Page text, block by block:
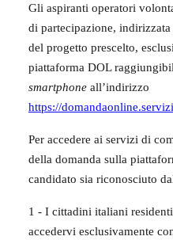
Gli aspiranti operatori
di partecipazione,
del progetto prescelto,
piattaforma DOL
smartphone all’indirizzo
https://
Per accedere ai servizi di
della domanda sulla
candidato sia riconosciuto
1 - I cittadini italiani
accedervi esclusivamente